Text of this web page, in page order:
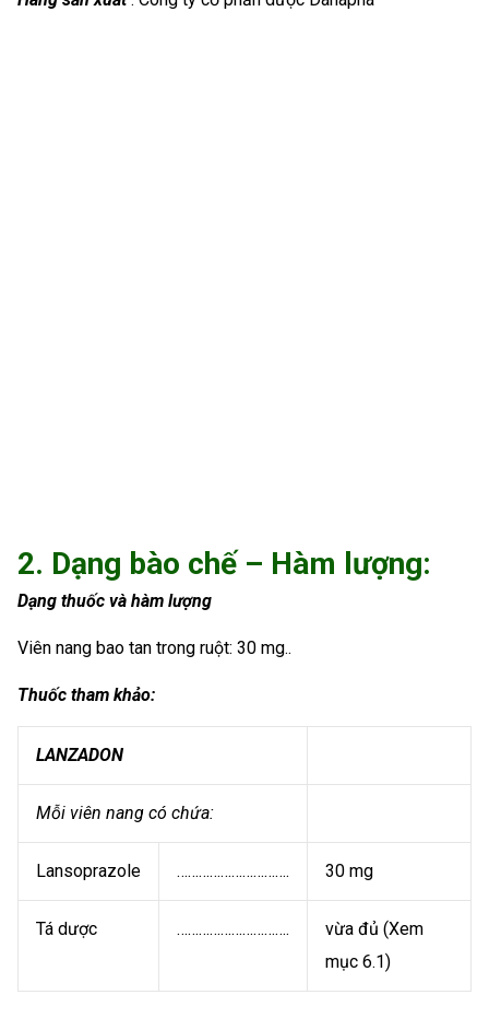
2. Dạng bào chế – Hàm lượng:
Dạng thuốc và hàm lượng
Viên nang bao tan trong ruột: 30 mg..
Thuốc tham khảo:
LANZADON
Mỗi viên nang có chứa:
Lansoprazole …………………………. 30 mg
Tá dược ………………………….
vừa đủ (Xem
mục 6.1)